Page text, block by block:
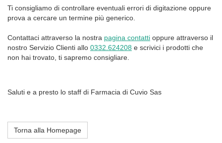
Ti consigliamo di controllare eventuali errori di digitazione oppure
prova a cercare un termine più generico.
Contattaci attraverso la nostra pagina contatti oppure attraverso il
nostro Servizio Clienti allo 0332.624208 e scrivici i prodotti che
non hai trovato, ti sapremo consigliare.
Saluti e a presto lo staff di Farmacia di Cuvio Sas
Torna alla Homepage